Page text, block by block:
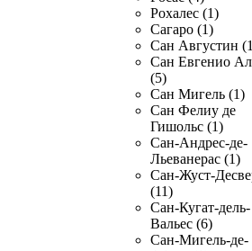
Рохалес (1)
Сагаро (1)
Сан Августин
Сан Евгенио
(5)
Сан Мигель (1)
Сан Фелиу де
Гишольс (1)
Сан-Андрес-де-
Льеванерас (1)
Сан-Жуст-
(11)
Сан-Кугат-дель-
Вальес (6)
Сан-Мигель-де-